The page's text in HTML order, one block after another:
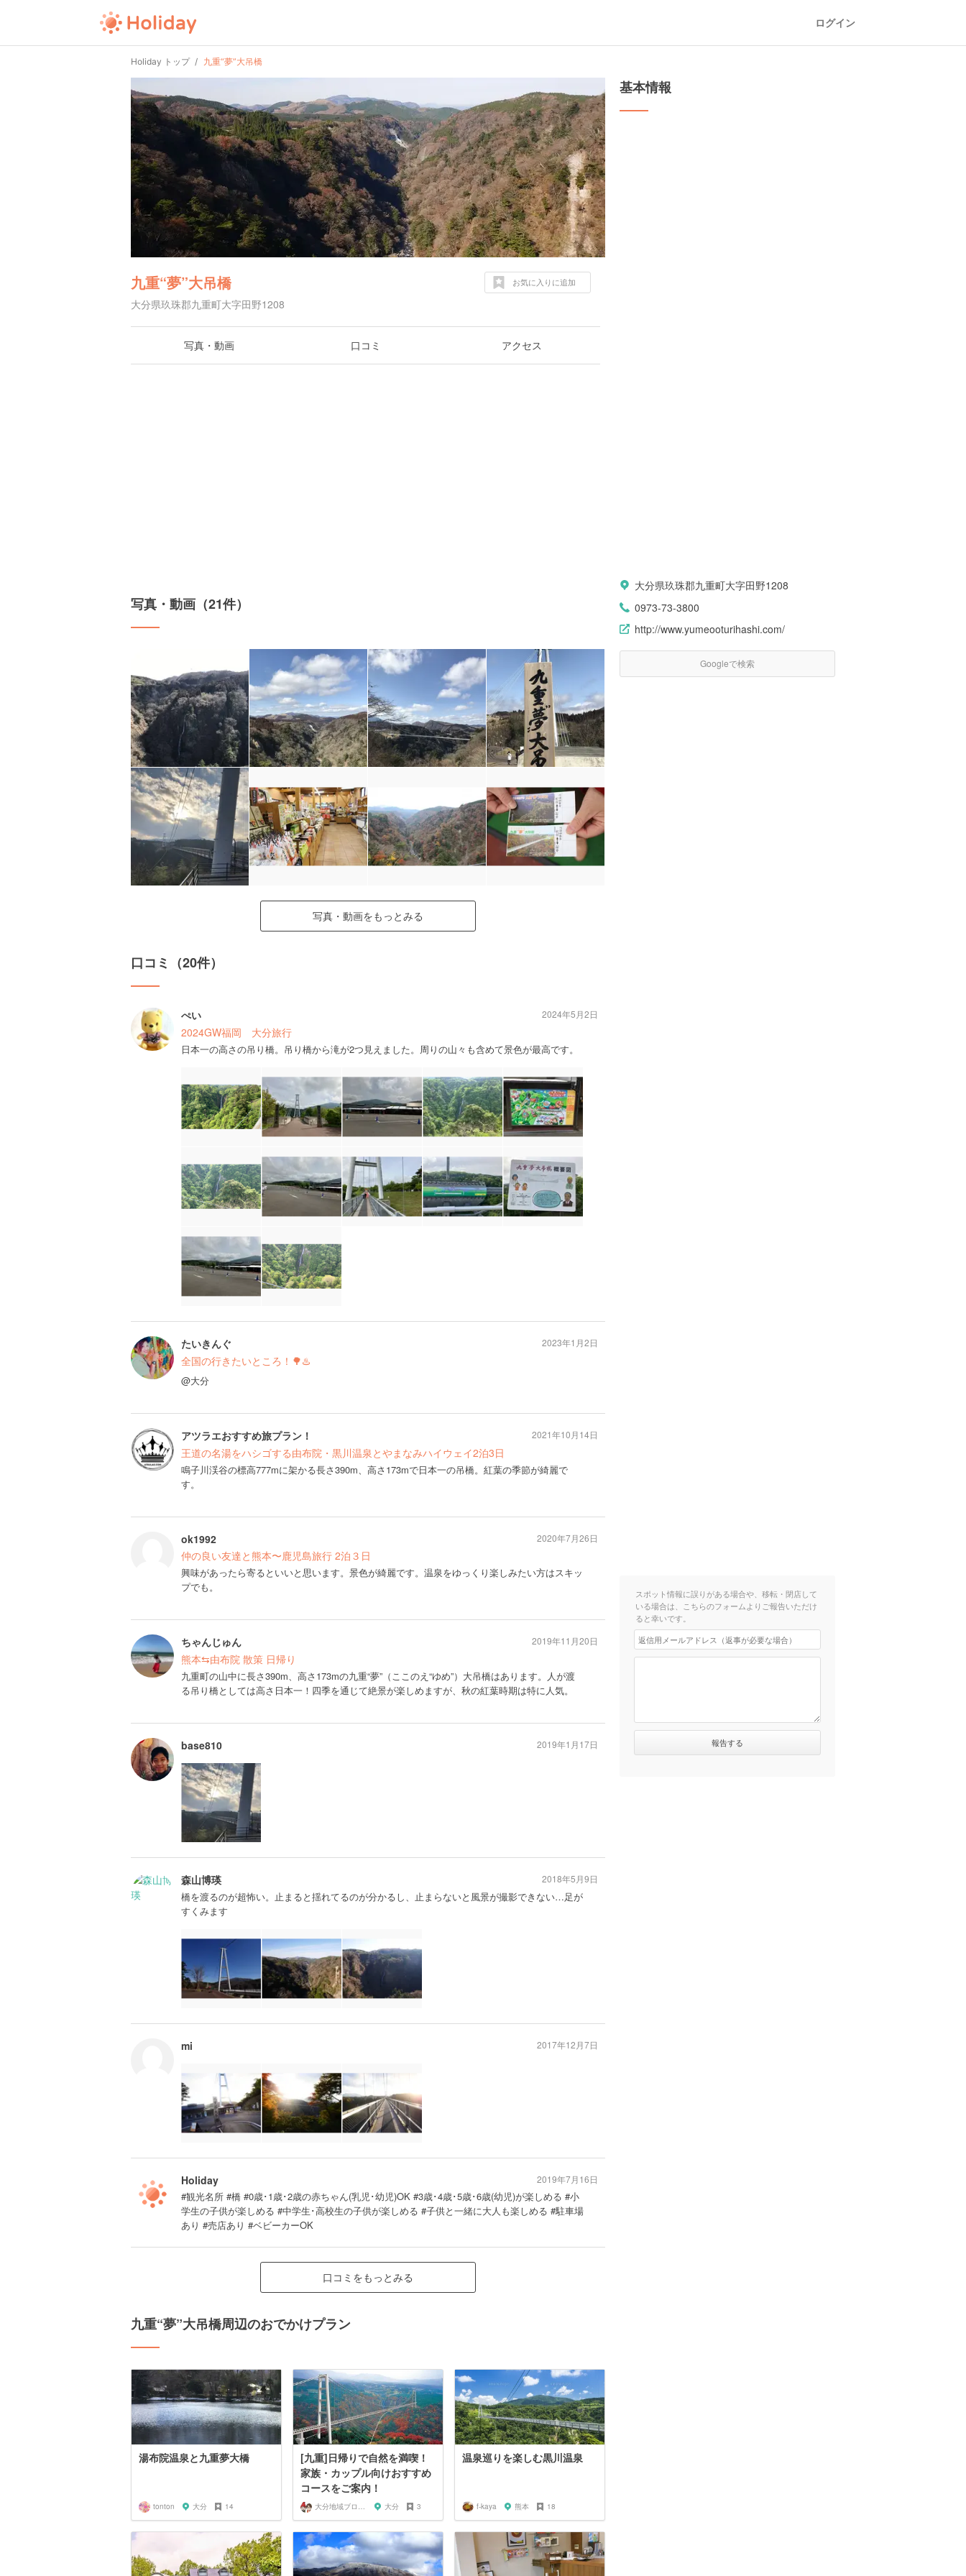
ログイン
Holiday トップ 九重“夢”大吊橋
九重“夢”大吊橋
大分県玖珠郡九重町大字田野1208
お気に入りに追加
写真・動画 口コミ アクセス
写真・動画（21件）
写真・動画をもっとみる
口コミ（20件）
ぺい
2024GW福岡 大分旅行
日本一の高さの吊り橋。吊り橋から滝が2つ見えました。周りの山々も含めて景色が最高です。
2024年5月2日
たいきんぐ
全国の行きたいところ！🌳♨️
@大分
2023年1月2日
アツラエおすすめ旅プラン！
王道の名湯をハシゴする由布院・黒川温泉とやまなみハイウェイ2泊3日
鳴子川渓谷の標高777mに架かる長さ390m、高さ173mで日本一の吊橋。紅葉の季節が綺麗で
す。
2021年10月14日
ok1992
仲の良い友達と熊本〜鹿児島旅行 2泊３日
興味があったら寄るといいと思います。景色が綺麗です。温泉をゆっくり楽しみたい方はスキッ
プでも。
2020年7月26日
ちゃんじゅん
熊本⇆由布院 散策 日帰り
九重町の山中に長さ390m、高さ173mの九重“夢”（ここのえ“ゆめ”）大吊橋はあります。人が渡
る吊り橋としては高さ日本一！四季を通じて絶景が楽しめますが、秋の紅葉時期は特に人気。
2019年11月20日
base810 2019年1月17日
森山博瑛
橋を渡るのが超怖い。止まると揺れてるのが分かるし、止まらないと風景が撮影できない…足が
すくみます
2018年5月9日
mi 2017年12月7日
Holiday
#観光名所 #橋 #0歳･1歳･2歳の赤ちゃん(乳児･幼児)OK #3歳･4歳･5歳･6歳(幼児)が楽しめる #小
学生の子供が楽しめる #中学生･高校生の子供が楽しめる #子供と一緒に大人も楽しめる #駐車場
あり #売店あり #ベビーカーOK
2019年7月16日
口コミをもっとみる
九重“夢”大吊橋周辺のおでかけプラン
湯布院温泉と九重夢大橋
tonton 大分 14
[九重]日帰りで自然を満喫！
家族・カップル向けおすすめ
コースをご案内！
大分地域ブロガーマス太＆SUMI 大分 3
温泉巡りを楽しむ黒川温泉
f-kaya 熊本 18
基本情報
大分県玖珠郡九重町大字田野1208
0973-73-3800
http://www.yumeooturihashi.com/
Googleで検索
スポット情報に誤りがある場合や、移転・閉店して
いる場合は、こちらのフォームよりご報告いただけ
ると幸いです。